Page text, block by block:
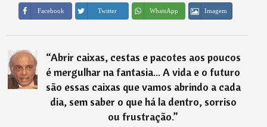
Facebook Twitter WhatsApp Imagem
“Abrir caixas, cestas e pacotes aos poucos
é mergulhar na fantasia... A vida e o futuro
são essas caixas que vamos abrindo a cada
dia, sem saber o que há la dentro, sorriso
ou frustração.”